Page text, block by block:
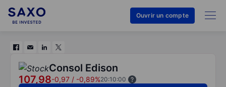
Ouvrir un compte
Consol Edison
107,98-0,97 / -0,89%20:10:00